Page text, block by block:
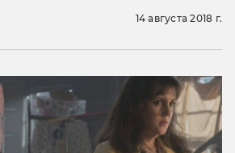
14 августа 2018 г.